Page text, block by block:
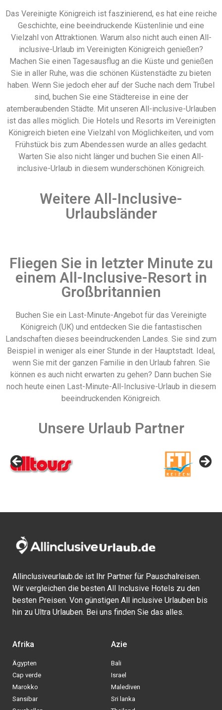
Das Vereinigte Königreich ist faszinierend, es hat eine reiche
Geschichte, eine beeindruckende Küstenlinie und eine
Vielzahl von Attraktionen. Warum also nicht auch einen All-
inclusive-Urlaub im Vereinigten Königreich genießen?
Machen Sie einen Tagesausflug an die Küste und genießen
Sie in aller Ruhe, was die schönen Küstenstädte zu bieten
haben. Wenn Sie jedoch eher auf der Suche nach dem Trubel
sind, buchen Sie eine Städtereise in eine der
atemberaubenden Städte. Mit unseren All-inclusive-Urlauben
ist das alles möglich. Die Hotels und Resorts im Vereinigten
Königreich bieten eine Vielzahl von Möglichkeiten, und vom
Frühstück bis zum Abendessen wurde an alles gedacht.
Warten Sie also nicht länger und buchen Sie einen All-
inclusive-Urlaub in diesem wunderschönen Königreich.
Weitere All-Inclusive-
Urlaubsländer
Fliegen Sie in letzter Minute zu
einem All-Inclusive-Resort in
Großbritannien
Buchen Sie ein Last-Minute-Angebot für das Vereinigte
Königreich (UK) und entdecken Sie die fantastischen
Landschaften dieses beeindruckenden Landes. Sie sind zum
Beispiel in weniger als einer Stunde in der Hauptstadt. Ideal,
wenn Sie mit der ganzen Familie in den Urlaub fahren. Sie
können es auch nicht erwarten zu gehen? Dann buchen Sie
noch heute einen Last-Minute-All-Inclusive-Urlaub in diesem
beeindruckenden Königreich.
Unsere Urlaub Partner
Allinclusiveurlaub.de ist Ihr Partner für Pauschalreisen.
Wir vergleichen die besten All Inclusive Hotels zu den
besten Preisen. Von günstigen All inclusive Urlauben bis
hin zu Ultra Urlauben. Bei uns finden Sie das alles.
Afrika
Ägypten
Cap verde
Marokko
Sansibar
Azie
Bali
Israel
Malediven
Sri lanka